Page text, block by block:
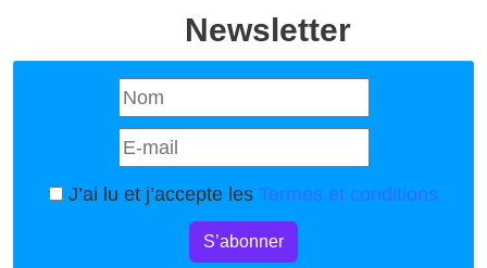
Newsletter
J’ai lu et j’accepte les Termes et conditions
S’abonner